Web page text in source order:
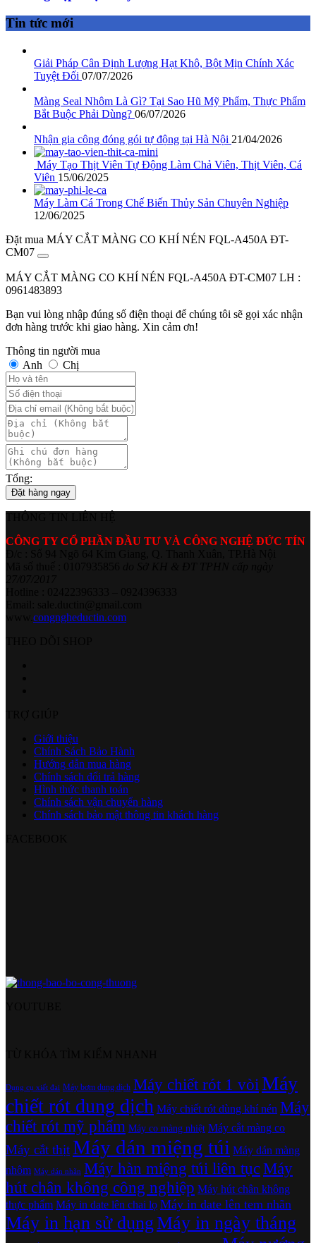
Tin tức mới
Giải Pháp Cân Định Lượng Hạt Khô, Bột Mịn Chính Xác
Tuyệt Đối 07/07/2026
Màng Seal Nhôm Là Gì? Tại Sao Hũ Mỹ Phẩm, Thực Phẩm
Bắt Buộc Phải Dùng? 06/07/2026
Nhận gia công đóng gói tự động tại Hà Nội 21/04/2026
Máy Tạo Thịt Viên Tự Động Làm Chả Viên, Thịt Viên, Cá
Viên 15/06/2025
Máy Làm Cá Trong Chế Biến Thủy Sản Chuyên Nghiệp
12/06/2025
Đặt mua MÁY CẮT MÀNG CO KHÍ NÉN FQL-A450A ĐT-
CM07
MÁY CẮT MÀNG CO KHÍ NÉN FQL-A450A ĐT-CM07 LH :
0961483893
Bạn vui lòng nhập đúng số điện thoại để chúng tôi sẽ gọi xác nhận
đơn hàng trước khi giao hàng. Xin cảm ơn!
Thông tin người mua
Anh
Chị
Tổng:
Đặt hàng ngay
CÔNG TY CỔ PHẦN ĐẦU TƯ VÀ CÔNG NGHỆ ĐỨC TÍN
congngheductin.com
Giới thiệu
Chính Sách Bảo Hành
Hướng dẫn mua hàng
Chính sách đổi trả hàng
Hình thức thanh toán
Chính sách vận chuyển hàng
Chính sách bảo mật thông tin khách hàng
Dụng cụ xiết đai Máy bơm dung dịch Máy chiết rót 1 vòiMáy
chiết rót dung dịch Máy chiết rót dùng khí nén Máy
chiết rót mỹ phẩm Máy co màng nhiệt Máy cắt màng co
Máy cắt thịtMáy dán miệng túi Máy dán màng
nhôm Máy dán nhãn Máy hàn miệng túi liên tụcMáy
hút chân không công nghiệp Máy hút chân không
thực phẩm Máy in date lên chai lọ Máy in date lên tem nhãn
Máy in hạn sử dụngMáy in ngày tháng